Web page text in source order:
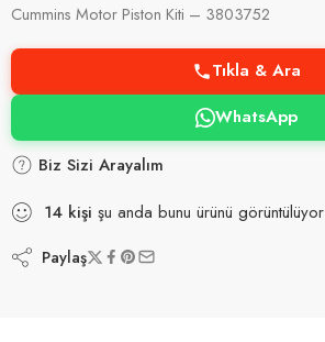
Cummins Motor Piston Kiti – 3803752
Tıkla & Ara
WhatsApp
Biz Sizi Arayalım
14 kişi şu anda bunu ürünü görüntülüyor
Paylaş